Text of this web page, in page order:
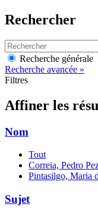
Rechercher
Recherche générale
Recherche avancée »
Filtres
Affiner les
Nom
Tout
Correia, Pedro
Pintasilgo, Maria
Sujet